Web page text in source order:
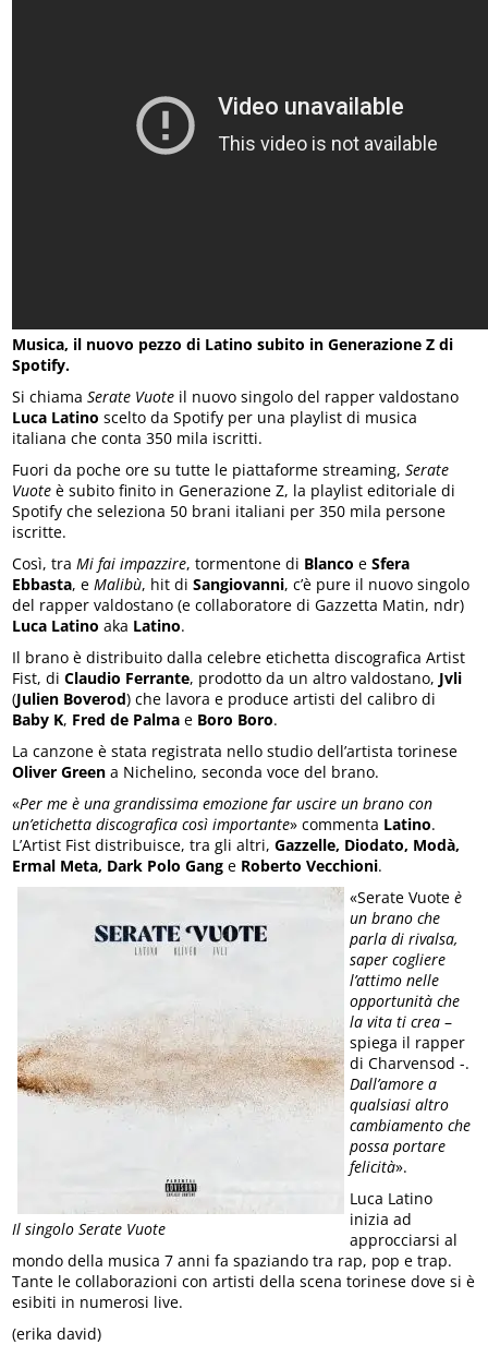
Musica, il nuovo pezzo di Latino subito in Generazione Z di
Spotify.
Si chiama Serate Vuote il nuovo singolo del rapper valdostano
Luca Latino scelto da Spotify per una playlist di musica
italiana che conta 350 mila iscritti.
Fuori da poche ore su tutte le piattaforme streaming, Serate
Vuote è subito finito in Generazione Z, la playlist editoriale di
Spotify che seleziona 50 brani italiani per 350 mila persone
iscritte.
Così, tra Mi fai impazzire, tormentone di Blanco eSfera
Ebbasta, eMalibù, hit diSangiovanni, c’è pure il nuovo singolo
del rapper valdostano (e collaboratore di Gazzetta Matin, ndr)
Luca Latino aka Latino.
Il brano è distribuito dalla celebre etichetta discografica Artist
Fist, diClaudio Ferrante, prodotto da un altro valdostano, Jvli
(Julien Boverod) che lavora e produce artisti del calibro di
Baby K, Fred de Palma e Boro Boro.
La canzone è stata registrata nello studio dell’artista torinese
Oliver Green a Nichelino, seconda voce del brano.
«Per me è una grandissima emozione far uscire un brano con
un’etichetta discografica così importante» commenta Latino.
L’Artist Fist distribuisce, tra gli altri,Gazzelle, Diodato, Modà,
Ermal Meta, Dark Polo Gang e Roberto Vecchioni.
Il singolo Serate Vuote
«Serate Vuote è
un brano che
parla di rivalsa,
saper cogliere
l’attimo nelle
opportunità che
la vita ti crea –
spiega il rapper
di Charvensod -.
Dall’amore a
qualsiasi altro
cambiamento che
possa portare
felicità».
Luca Latino
inizia ad
approcciarsi al
mondo della musica 7 anni fa spaziando tra rap, pop e trap.
Tante le collaborazioni con artisti della scena torinese dove si è
esibiti in numerosi live.
(erika david)